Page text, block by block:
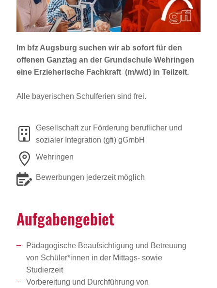
Jobportal
Presse und Medien
bbw e. V.
Karriere
Presse
News Archiv
Im bfz Augsburg suchen wir ab sofort für den
offenen Ganztag an der Grundschule Wehringen
eine Erzieherische Fachkraft (m/w/d) in Teilzeit.
Alle bayerischen Schulferien sind frei.
Gesellschaft zur Förderung beruflicher und
sozialer Integration (gfi) gGmbH
Wehringen
Bewerbungen jederzeit möglich
Aufga­ben­ge­biet
Pädagogische Beaufsichtigung und Betreuung
von Schüler*innen in der Mittags- sowie
Studierzeit
Vorbereitung und Durchführung von